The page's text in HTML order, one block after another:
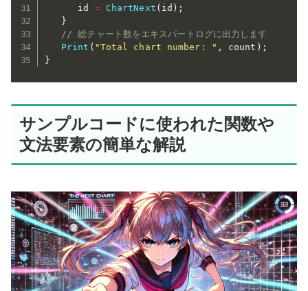
      id
= ChartNext ( id ) ;
}
// 総チャート数をエキスパートログに出力します
Print ( "Total chart number: " , count ) ;
}
サンプルコードに使われた関数や
文法要素の簡単な解説